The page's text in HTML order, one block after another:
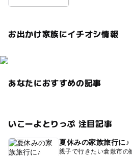
お出かけ家族にイチオシ情報
あなたにおすすめの記事
いこーよとりっぷ 注目記事
夏休みの家族旅行に♪
親子で行きたい倉敷市の